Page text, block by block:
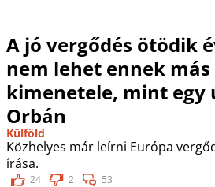
A jó vergődés ötödik
nem lehet ennek más
kimenetele, mint egy
Orbán
Külföld
Közhelyes már leírni Európa
írása.
24 2 53